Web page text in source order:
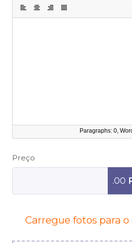
Paragraphs: 0,
Preço
.00
Carregue fotos para